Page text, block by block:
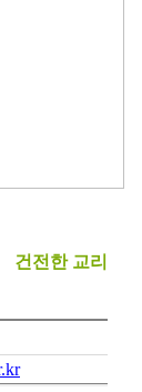
건전한 교리